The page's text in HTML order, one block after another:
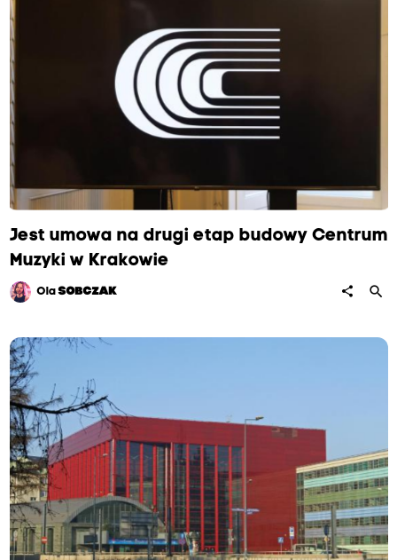
Jest umowa na drugi etap budowy Centrum
Muzyki w Krakowie
OlaSOBCZAK share search